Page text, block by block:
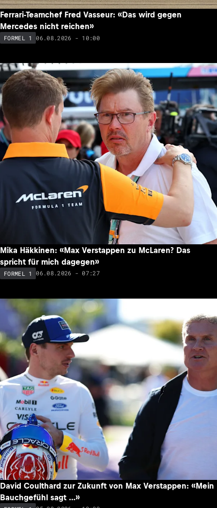
Ferrari-Teamchef Fred Vasseur: «Das wird gegen
Mercedes nicht reichen»
FORMEL 1 06.08.2026 - 10:00
Mika Häkkinen: «Max Verstappen zu McLaren? Das
spricht für mich dagegen»
FORMEL 1 06.08.2026 - 07:27
David Coulthard zur Zukunft von Max Verstappen: «Mein
Bauchgefühl sagt …»